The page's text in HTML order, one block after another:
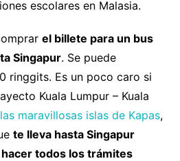
escolares en Malasia.
el billete para un bus
Singapur. Se puede
ringgits. Es un poco caro si
Kuala Lumpur – Kuala
las maravillosas islas de Kapas,
te lleva hasta Singapur
todos los trámites